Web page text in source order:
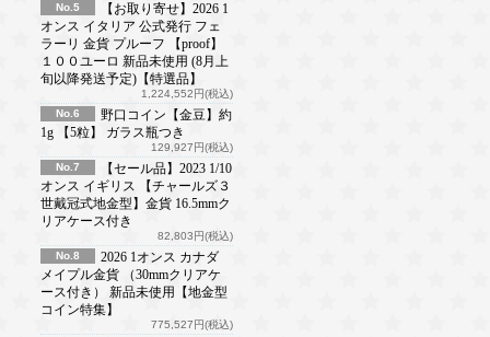
No.5
【お取り寄せ】2026 1
オンス イタリア 公式発行 フェ
ラーリ 金貨 プルーフ 【proof】
１００ユーロ 新品未使用 (8月上
旬以降発送予定)【特選品】
1,224,552円(税込)
No.6
野口コイン【金豆】約
1g 【5粒】 ガラス瓶つき
129,927円(税込)
No.7
【セール品】2023 1/10
オンス イギリス 【チャールズ３
世戴冠式地金型】金貨 16.5mmク
リアケース付き
82,803円(税込)
No.8
2026 1オンス カナダ
メイプル金貨 （30mmクリアケ
ース付き） 新品未使用【地金型
コイン特集】
775,527円(税込)